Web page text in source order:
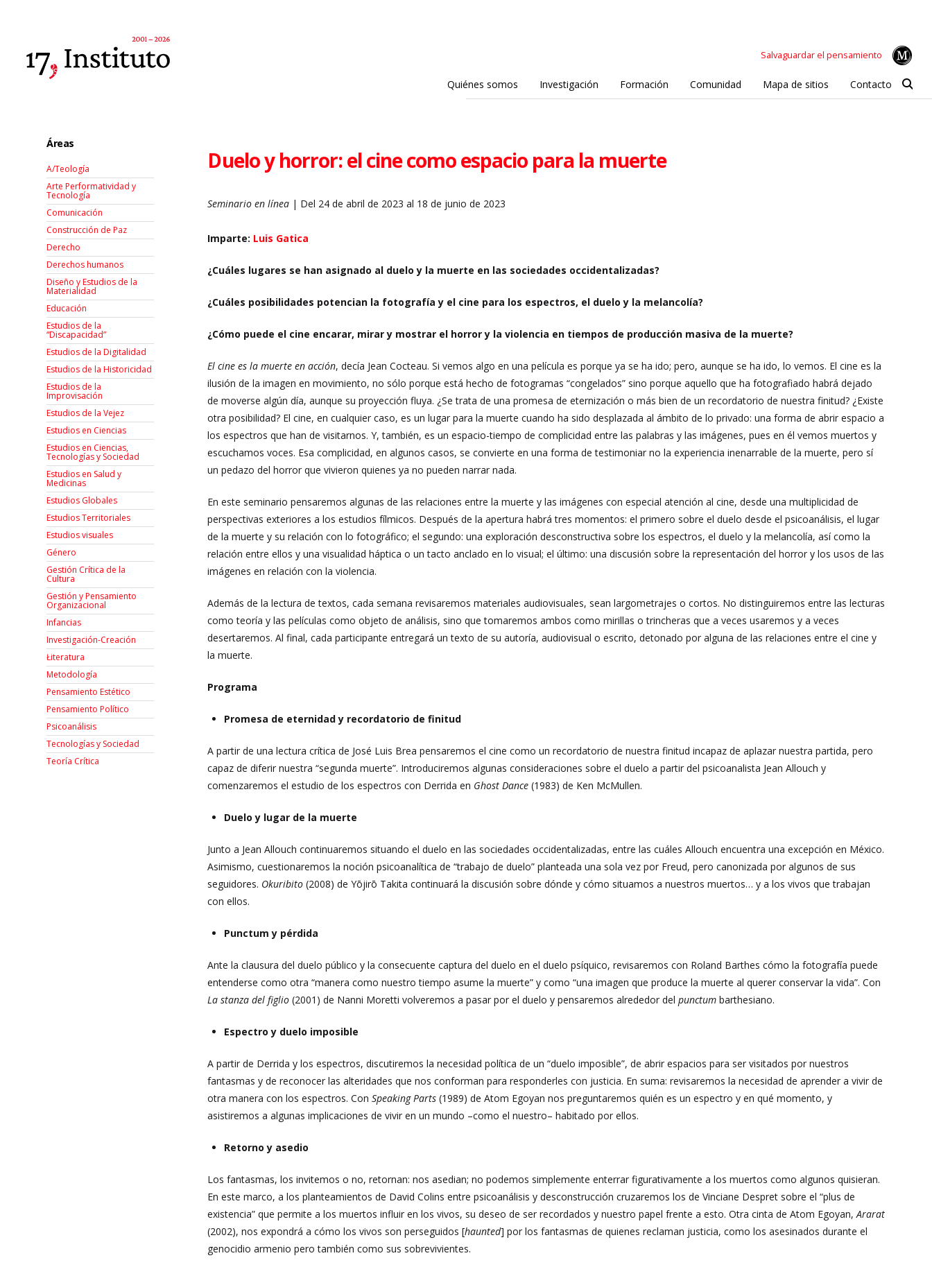
Salvaguardar el pensamiento
Quiénes somos Investigación Formación Comunidad Mapa de sitios Contacto
Duelo y horror: el cine como espacio para la muerte
Seminario en línea | Del 24 de abril de 2023 al 18 de junio de 2023
Imparte: Luis Gatica
¿Cuáles lugares se han asignado al duelo y la muerte en las sociedades occidentalizadas?
¿Cuáles posibilidades potencian la fotografía y el cine para los espectros, el duelo y la melancolía?
¿Cómo puede el cine encarar, mirar y mostrar el horror y la violencia en tiempos de producción masiva de la muerte?
El cine es la muerte en acción, decía Jean Cocteau. Si vemos algo en una película es porque ya se ha ido; pero, aunque se ha ido, lo vemos. El cine es la
ilusión de la imagen en movimiento, no sólo porque está hecho de fotogramas “congelados” sino porque aquello que ha fotografiado habrá dejado
de moverse algún día, aunque su proyección fluya. ¿Se trata de una promesa de eternización o más bien de un recordatorio de nuestra finitud? ¿Existe
otra posibilidad? El cine, en cualquier caso, es un lugar para la muerte cuando ha sido desplazada al ámbito de lo privado: una forma de abrir espacio a
los espectros que han de visitarnos. Y, también, es un espacio-tiempo de complicidad entre las palabras y las imágenes, pues en él vemos muertos y
escuchamos voces. Esa complicidad, en algunos casos, se convierte en una forma de testimoniar no la experiencia inenarrable de la muerte, pero sí
un pedazo del horror que vivieron quienes ya no pueden narrar nada.
En este seminario pensaremos algunas de las relaciones entre la muerte y las imágenes con especial atención al cine, desde una multiplicidad de
perspectivas exteriores a los estudios fílmicos. Después de la apertura habrá tres momentos: el primero sobre el duelo desde el psicoanálisis, el lugar
de la muerte y su relación con lo fotográfico; el segundo: una exploración desconstructiva sobre los espectros, el duelo y la melancolía, así como la
relación entre ellos y una visualidad háptica o un tacto anclado en lo visual; el último: una discusión sobre la representación del horror y los usos de las
imágenes en relación con la violencia.
Además de la lectura de textos, cada semana revisaremos materiales audiovisuales, sean largometrajes o cortos. No distinguiremos entre las lecturas
como teoría y las películas como objeto de análisis, sino que tomaremos ambos como mirillas o trincheras que a veces usaremos y a veces
desertaremos. Al final, cada participante entregará un texto de su autoría, audiovisual o escrito, detonado por alguna de las relaciones entre el cine y
la muerte.
Programa
Promesa de eternidad y recordatorio de finitud
A partir de una lectura crítica de José Luis Brea pensaremos el cine como un recordatorio de nuestra finitud incapaz de aplazar nuestra partida, pero
capaz de diferir nuestra “segunda muerte”. Introduciremos algunas consideraciones sobre el duelo a partir del psicoanalista Jean Allouch y
comenzaremos el estudio de los espectros con Derrida en Ghost Dance (1983) de Ken McMullen.
Duelo y lugar de la muerte
Junto a Jean Allouch continuaremos situando el duelo en las sociedades occidentalizadas, entre las cuáles Allouch encuentra una excepción en México.
Asimismo, cuestionaremos la noción psicoanalítica de “trabajo de duelo” planteada una sola vez por Freud, pero canonizada por algunos de sus
seguidores. Okuribito (2008) de Yōjirō Takita continuará la discusión sobre dónde y cómo situamos a nuestros muertos… y a los vivos que trabajan
con ellos.
Punctum y pérdida
Ante la clausura del duelo público y la consecuente captura del duelo en el duelo psíquico, revisaremos con Roland Barthes cómo la fotografía puede
entenderse como otra “manera como nuestro tiempo asume la muerte” y como “una imagen que produce la muerte al querer conservar la vida”. Con
La stanza del figlio (2001) de Nanni Moretti volveremos a pasar por el duelo y pensaremos alrededor delpunctum barthesiano.
Espectro y duelo imposible
A partir de Derrida y los espectros, discutiremos la necesidad política de un “duelo imposible”, de abrir espacios para ser visitados por nuestros
fantasmas y de reconocer las alteridades que nos conforman para responderles con justicia. En suma: revisaremos la necesidad de aprender a vivir de
otra manera con los espectros. ConSpeaking Parts(1989) de Atom Egoyan nos preguntaremos quién es un espectro y en qué momento, y
asistiremos a algunas implicaciones de vivir en un mundo –como el nuestro– habitado por ellos.
Retorno y asedio
Los fantasmas, los invitemos o no, retornan: nos asedian; no podemos simplemente enterrar figurativamente a los muertos como algunos quisieran.
En este marco, a los planteamientos de David Colins entre psicoanálisis y desconstrucción cruzaremos los de Vinciane Despret sobre el “plus de
existencia” que permite a los muertos influir en los vivos, su deseo de ser recordados y nuestro papel frente a esto. Otra cinta de Atom Egoyan,Ararat
(2002), nos expondrá a cómo los vivos son perseguidos [haunted] por los fantasmas de quienes reclaman justicia, como los asesinados durante el
genocidio armenio pero también como sus sobrevivientes.
Áreas
A/Teología
Arte Performatividad y
Tecnología
Comunicación
Construcción de Paz
Derecho
Derechos humanos
Diseño y Estudios de la
Materialidad
Educación
Estudios de la
“Discapacidad”
Estudios de la Digitalidad
Estudios de la Historicidad
Estudios de la
Improvisación
Estudios de la Vejez
Estudios en Ciencias
Estudios en Ciencias,
Tecnologías y Sociedad
Estudios en Salud y
Medicinas
Estudios Globales
Estudios Territoriales
Estudios visuales
Género
Gestión Crítica de la
Cultura
Gestión y Pensamiento
Organizacional
Infancias
Investigación-Creación
Łiteratura
Metodología
Pensamiento Estético
Pensamiento Político
Psicoanálisis
Tecnologías y Sociedad
Teoría Crítica